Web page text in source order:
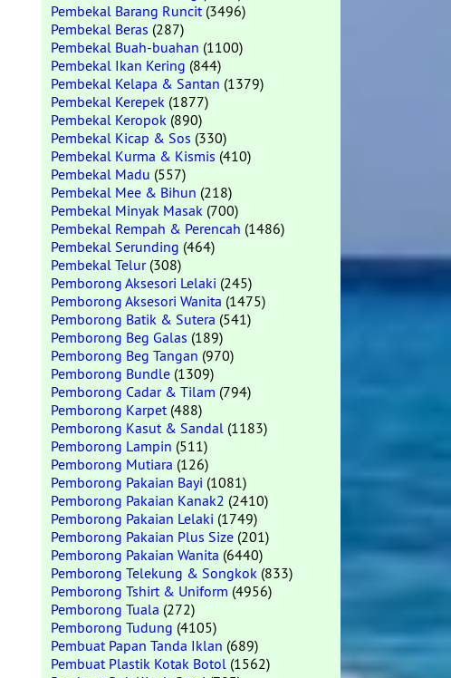
Pembekal Barang Runcit(3496)
Pembekal Beras (287)
Pembekal Buah-buahan (1100)
Pembekal Ikan Kering (844)
Pembekal Kelapa & Santan (1379)
Pembekal Kerepek (1877)
Pembekal Keropok (890)
Pembekal Kicap & Sos (330)
Pembekal Kurma & Kismis (410)
Pembekal Madu (557)
Pembekal Mee & Bihun (218)
Pembekal Minyak Masak (700)
Pembekal Rempah & Perencah (1486)
Pembekal Serunding (464)
Pembekal Telur(308)
Pemborong Aksesori Lelaki (245)
Pemborong Aksesori Wanita (1475)
Pemborong Batik & Sutera (541)
Pemborong Beg Galas (189)
Pemborong Beg Tangan (970)
Pemborong Bundle (1309)
Pemborong Cadar & Tilam (794)
Pemborong Karpet(488)
Pemborong Kasut & Sandal (1183)
Pemborong Lampin (511)
Pemborong Mutiara (126)
Pemborong Pakaian Bayi (1081)
Pemborong Pakaian Kanak2 (2410)
Pemborong Pakaian Lelaki (1749)
Pemborong Pakaian Plus Size (201)
Pemborong Pakaian Wanita (6440)
Pemborong Telekung & Songkok (833)
Pemborong Tshirt & Uniform (4956)
Pemborong Tuala (272)
Pemborong Tudung (4105)
Pembuat Papan Tanda Iklan (689)
Pembuat Plastik Kotak Botol (1562)